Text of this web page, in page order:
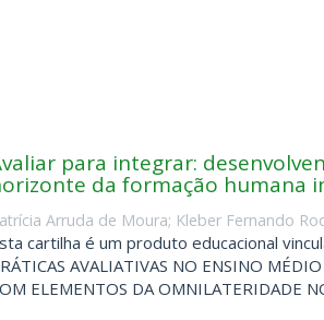
para integrar:
da formação humana
Arruda de Moura; Kleber Fernando
cartilha é um produto educacional
AVALIATIVAS NO ENSINO
ELEMENTOS DA OMNILATERIDADE